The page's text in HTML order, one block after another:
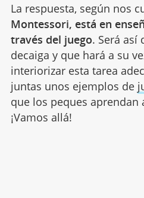
La respuesta, según nos
Montessori, está en
través del juego. Será así
decaiga y que hará a su
interiorizar esta tarea
juntas unos ejemplos de
que los peques aprendan
¡Vamos allá!